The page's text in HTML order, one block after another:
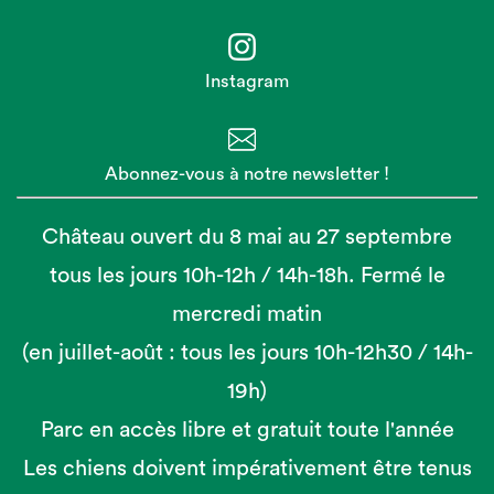
Instagram
Abonnez-vous à notre newsletter !
Château ouvert du 8 mai au 27 septembre
tous les jours 10h-12h / 14h-18h. Fermé le
mercredi matin
(en juillet-août : tous les jours 10h-12h30 / 14h-
19h)
Parc en accès libre et gratuit toute l'année
Les chiens doivent impérativement être tenus